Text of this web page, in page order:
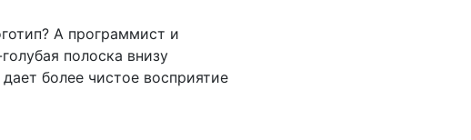
А программист и
полоска внизу
более чистое восприятие